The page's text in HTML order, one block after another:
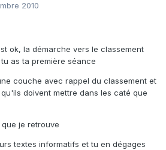
2010
ok, la démarche vers le classement
as ta première séance
couche avec rappel du classement et
doivent mettre dans les caté que
je retrouve
textes informatifs et tu en dégages